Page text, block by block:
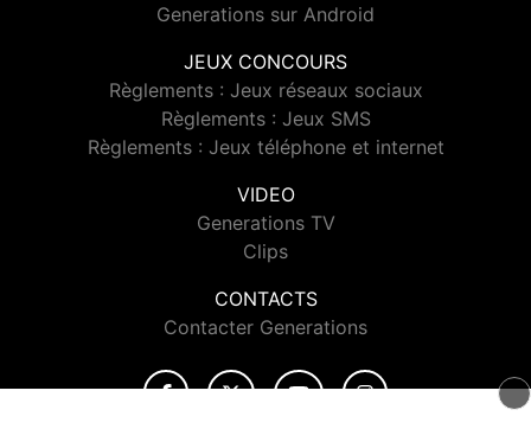
Generations sur Android
JEUX CONCOURS
Règlements : Jeux réseaux sociaux
Règlements : Jeux SMS
Règlements : Jeux téléphone et internet
VIDEO
Generations TV
Clips
CONTACTS
Contacter Generations